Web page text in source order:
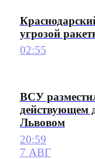
угрозой
02:55
ВСУ
действующем
Львовом
20:59
7 АВГ